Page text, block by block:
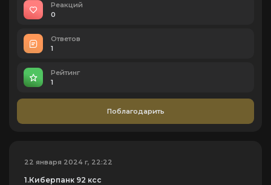
Реакций
0
Ответов
1
Рейтинг
1
Поблагодарить
22 января 2024 г, 22:22
1.Киберпанк 92 ксс